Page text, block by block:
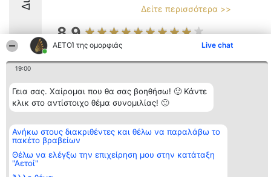
ΑΕΤΟΊ της ομορφιάς Live chat
19:00
Γεια σας. Χαίρομαι που θα σας βοηθήσω! 🙂 Κάντε
κλικ στο αντίστοιχο θέμα συνομιλίας! 🙂
Ανήκω στους διακριθέντες και θέλω να παραλάβω το
πακέτο βραβείων
Θέλω να ελέγξω την επιχείρηση μου στην κατάταξη
"Αετοί"
Δείτε περισσότερα >>
8.9
κατάταξης
BEAUTIFUL COMPANY
Μονοπρόσωπη ΙΚΕ
ΤΗΛ. ΕΠΙΚΟΙΝΩΝΙΑΣ:
email:
aetoi@beautifulcompany.co
Διακριθέντες
Λίστα όλων
των
διακριθέντων
Όροι &
προϋποθέσεις
ΑΠΟΡΡΗΤΟΥ
Επικοινωνία